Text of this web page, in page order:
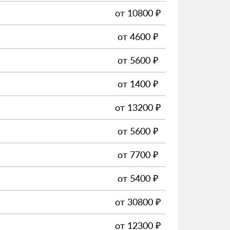
от 10800 ₽
от 4600 ₽
от 5600 ₽
от 1400 ₽
от 13200 ₽
от 5600 ₽
от 7700 ₽
от 5400 ₽
от 30800 ₽
от 12300 ₽